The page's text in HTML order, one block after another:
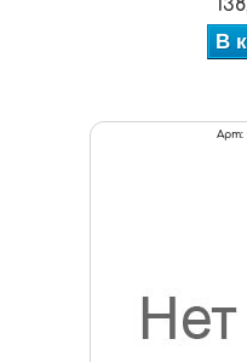
В
Арт: